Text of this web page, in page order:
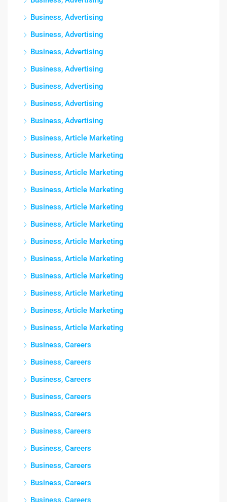
Business, Advertising
Business, Advertising
Business, Advertising
Business, Advertising
Business, Advertising
Business, Advertising
Business, Advertising
Business, Article Marketing
Business, Article Marketing
Business, Article Marketing
Business, Article Marketing
Business, Article Marketing
Business, Article Marketing
Business, Article Marketing
Business, Article Marketing
Business, Article Marketing
Business, Article Marketing
Business, Article Marketing
Business, Article Marketing
Business, Careers
Business, Careers
Business, Careers
Business, Careers
Business, Careers
Business, Careers
Business, Careers
Business, Careers
Business, Careers
Business, Careers